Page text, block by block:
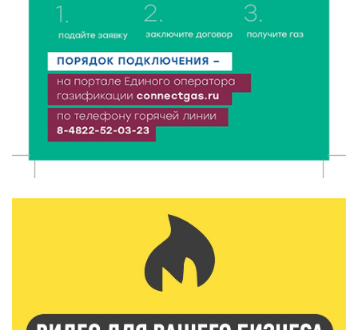
7 Авг 2026 23:02 330
В Тверской области стартовала четвертая смена:
инспекторы ГИБДД напомнили школьникам
правила безопасности в автобусах
7 Авг 2026 22:32 344
Сотрудники УФСИН по Тверской области
физкультурника
358
Новые правила РЖД: пассажиров начнут
информировать об изменениях маршрута в